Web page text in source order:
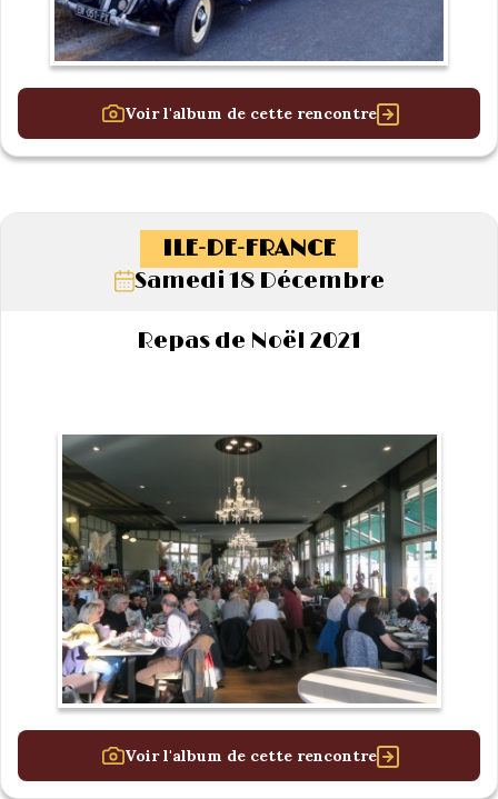
Voir l'album de cette rencontre
ILE-DE-FRANCE
Samedi 18 Décembre
Repas de Noël 2021
Voir l'album de cette rencontre